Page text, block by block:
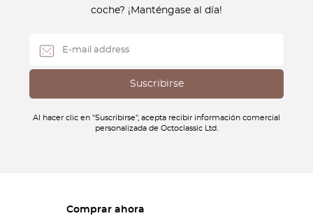
coche? ¡Manténgase al día!
Al hacer clic en "Suscribirse", acepta recibir información comercial
personalizada de Octoclassic Ltd.
Comprar ahora